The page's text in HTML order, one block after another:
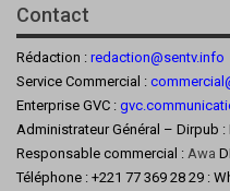
Contact
Rédaction : redaction@sentv.info
Service Commercial :
Enterprise GVC :
Administrateur Général – Dirpub :
Responsable commercial : Awa
Téléphone : +221 77 369 28 29 :